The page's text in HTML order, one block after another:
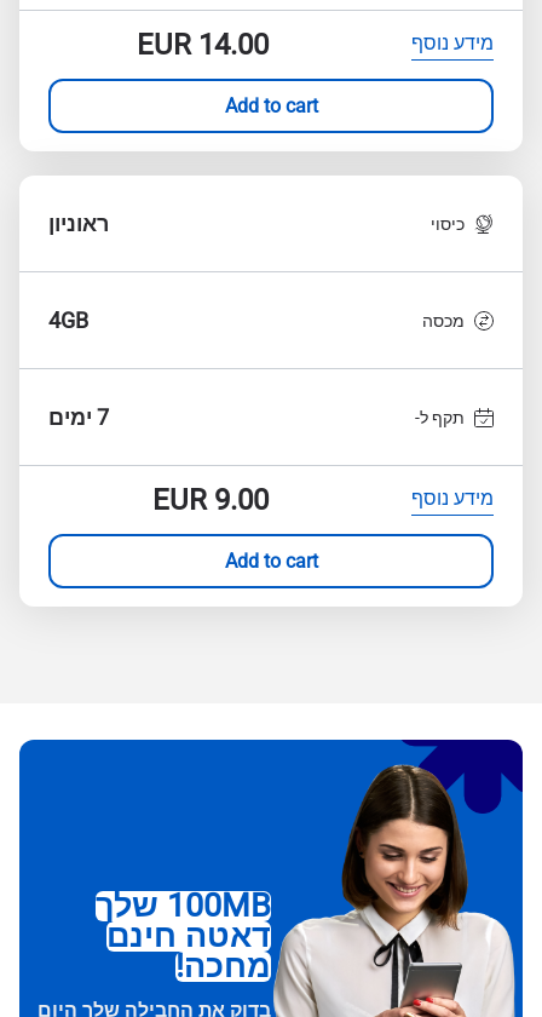
מידע נוסף EUR14.00
Add to cart
כיסוי ראוניון
מכסה 4GB
תקף ל- 7 ימים
מידע נוסף EUR9.00
Add to cart
100MB שלך
דאטה חינם
מחכה!
בדוק את החבילה שלך היום